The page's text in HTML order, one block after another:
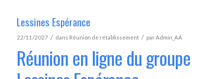
Lessines Espérance
22/11/2027 / dans Réunion de rétablissement / parAdmin_AA
Réunion en ligne du groupe